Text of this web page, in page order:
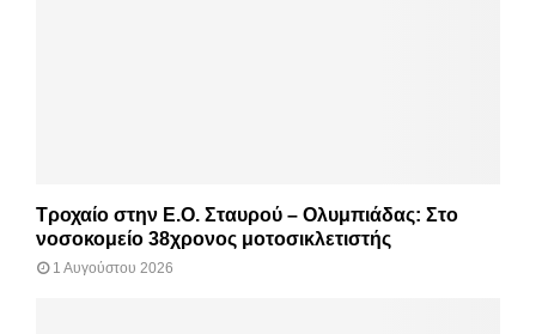
Τροχαίο στην Ε.Ο. Σταυρού – Ολυμπιάδας: Στο
νοσοκομείο 38χρονος μοτοσικλετιστής
1 Αυγούστου 2026